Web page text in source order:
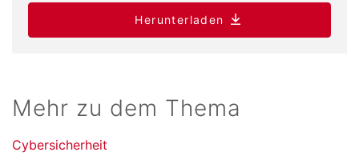
Herunterladen
Mehr zu dem Thema
Cybersicherheit